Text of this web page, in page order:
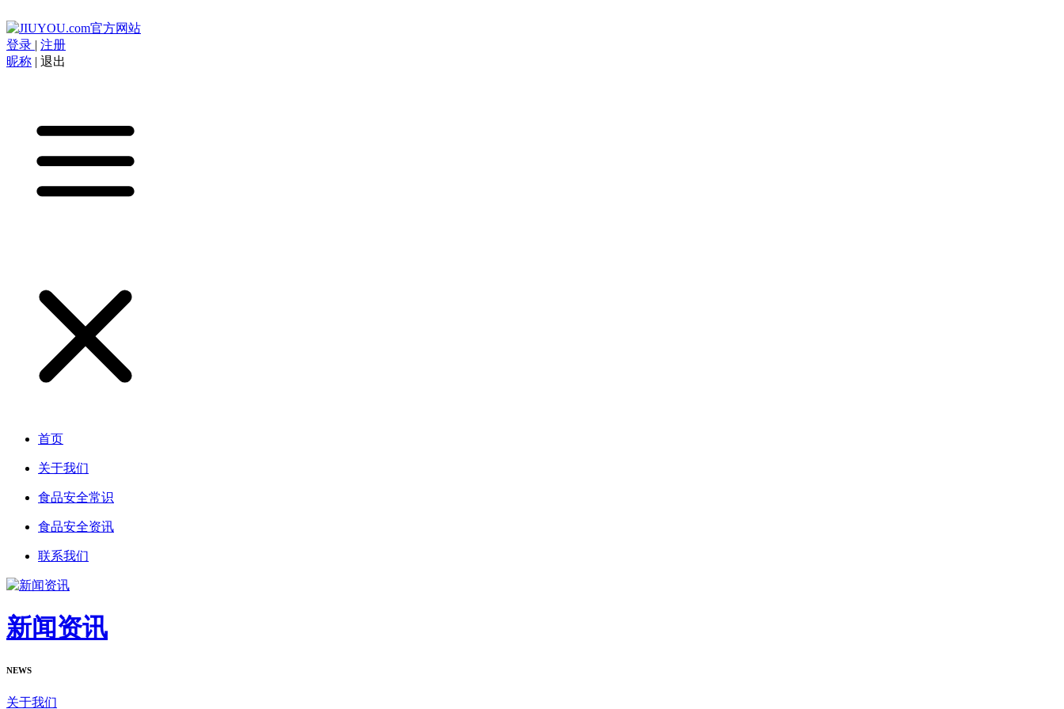
登录 | 注册
昵称 | 退出
首页
关于我们
食品安全常识
食品安全资讯
联系我们
新闻资讯
NEWS
关于我们